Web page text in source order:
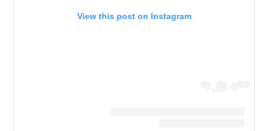
View this post on Instagram